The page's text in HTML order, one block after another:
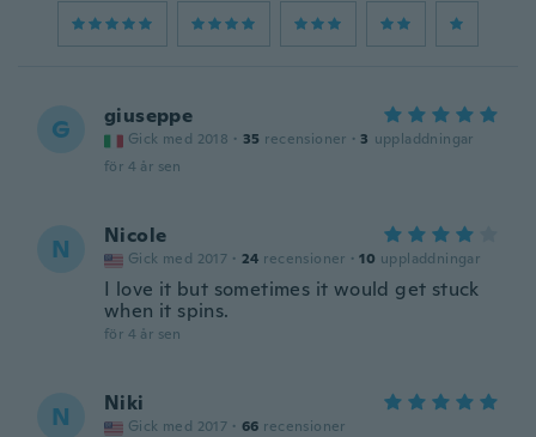
G giuseppe
Gick med 2018 · 35 recensioner · 3 uppladdningar
för 4 år sen
N Nicole
Gick med 2017 · 24 recensioner · 10 uppladdningar
I love it but sometimes it would get stuck
when it spins.
för 4 år sen
N Niki
Gick med 2017 · 66 recensioner